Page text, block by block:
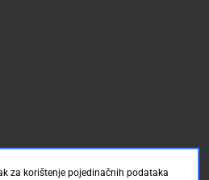
za korištenje pojedinačnih podataka